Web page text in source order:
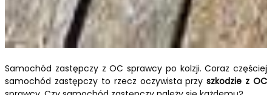
Samochód zastępczy z OC sprawcy po kolzji. Coraz częściej
samochód zastępczy to rzecz oczywista przyszkodzie z OC